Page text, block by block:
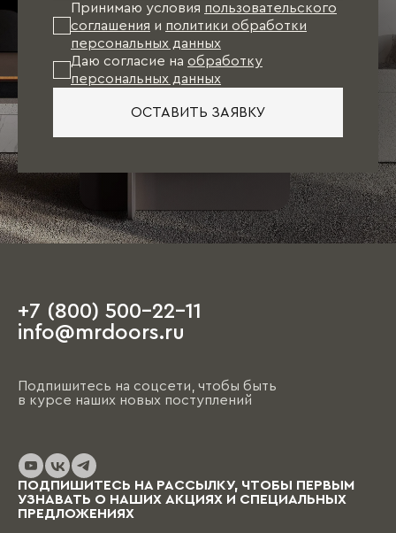
Принимаю условия пользовательского
соглашения и политики обработки
персональных данных
Даю согласие на обработку
персональных данных
ОСТАВИТЬ ЗАЯВКУ
+7 (800) 500-22-11
info@mrdoors.ru
Подпишитесь на соцсети, чтобы быть
в курсе наших новых поступлений
ПОДПИШИТЕСЬ НА РАССЫЛКУ, ЧТОБЫ ПЕРВЫМ
УЗНАВАТЬ О НАШИХ АКЦИЯХ И СПЕЦИАЛЬНЫХ
ПРЕДЛОЖЕНИЯХ